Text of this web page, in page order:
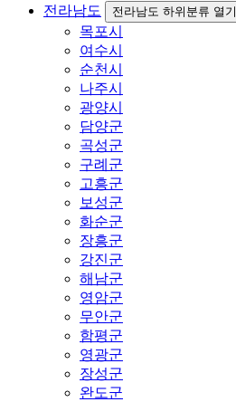
전라남도 전라남도 하위분류 열기
목포시
여수시
순천시
나주시
광양시
담양군
곡성군
구례군
고흥군
보성군
화순군
장흥군
강진군
해남군
영암군
무안군
함평군
영광군
장성군
완도군